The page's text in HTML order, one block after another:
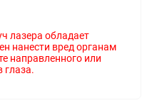
лазера обладает
нанести вред органам
направленного или
глаза.